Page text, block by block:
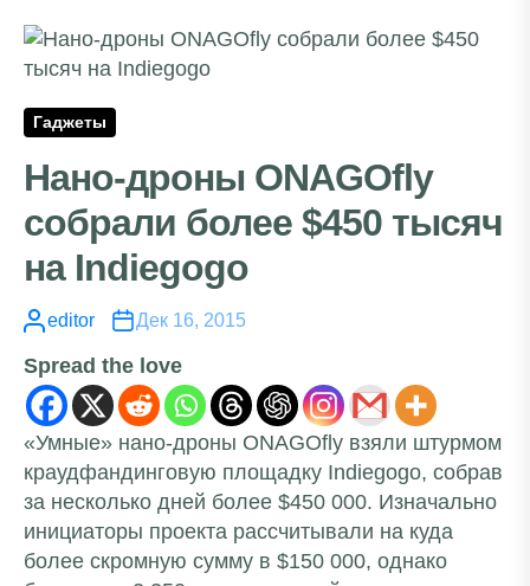
Гаджеты
Нано-дроны ONAGOfly
собрали более $450 тысяч
на Indiegogo
editor Дек 16, 2015
Spread the love
«Умные» нано-дроны ONAGOfly взяли штурмом
краудфандинговую площадку Indiegogo, собрав
за несколько дней более $450 000. Изначально
инициаторы проекта рассчитывали на куда
более скромную сумму в $150 000, однако